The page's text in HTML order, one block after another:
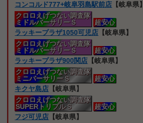
コンコルド777+岐阜羽島駅前店 【岐阜県】
クロロえげつない調査隊
ミドルバーサリーＳ
超安心
ラッキープラザ1050可児店 【岐阜県】
クロロえげつない調査隊
ミドルバーサリーＳ
超安心
ラッキープラザ900関店 【岐阜県】
クロロえげつない調査隊
ミニバーサリーＳ
超安心
キクヤ島店 【岐阜県】
クロロえげつない調査隊
SUPERトリプルＳ
超安心
フジ可児店 【岐阜県】